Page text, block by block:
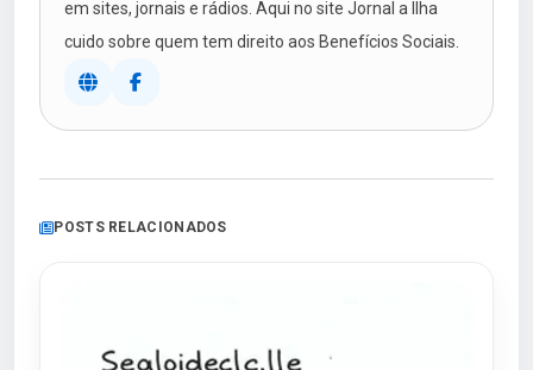
em sites, jornais e rádios. Aqui no site Jornal a Ilha
cuido sobre quem tem direito aos Benefícios Sociais.
POSTS RELACIONADOS